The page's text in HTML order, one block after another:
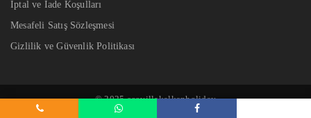
İptal ve İade Koşulları
Mesafeli Satış Sözleşmesi
Gizlilik ve Güvenlik Politikası
© 2025 ecovillakalkanholiday